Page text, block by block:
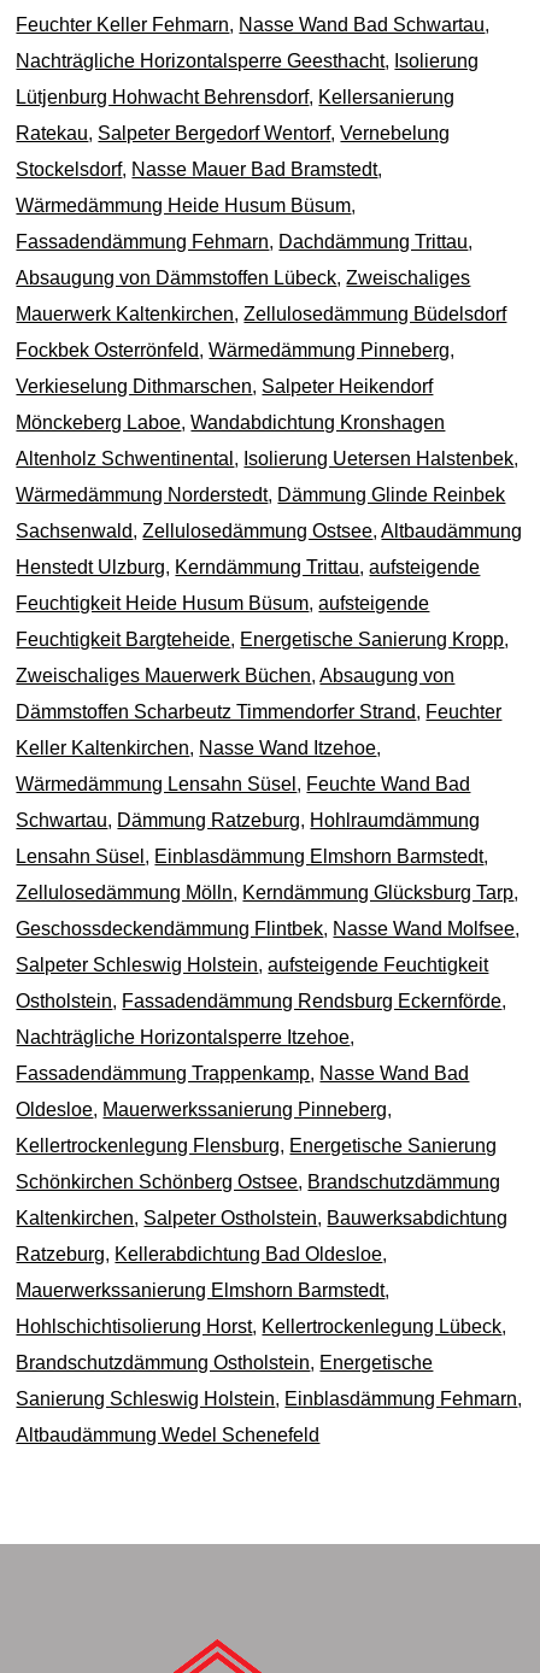
Feuchter Keller Fehmarn, Nasse Wand Bad Schwartau,
Nachträgliche Horizontalsperre Geesthacht, Isolierung
Lütjenburg Hohwacht Behrensdorf, Kellersanierung
Ratekau, Salpeter Bergedorf Wentorf,Vernebelung
Stockelsdorf, Nasse Mauer Bad Bramstedt,
Wärmedämmung Heide Husum Büsum,
Fassadendämmung Fehmarn, Dachdämmung Trittau,
Absaugung von Dämmstoffen Lübeck,Zweischaliges
Mauerwerk Kaltenkirchen,Zellulosedämmung Büdelsdorf
Fockbek Osterrönfeld,Wärmedämmung Pinneberg,
Verkieselung Dithmarschen, Salpeter Heikendorf
Mönckeberg Laboe,Wandabdichtung Kronshagen
Altenholz Schwentinental , Isolierung Uetersen Halstenbek,
Wärmedämmung Norderstedt, Dämmung Glinde Reinbek
Sachsenwald,Zellulosedämmung Ostsee,Altbaudämmung
Henstedt Ulzburg, Kerndämmung Trittau,aufsteigende
Feuchtigkeit Heide Husum Büsum,aufsteigende
Feuchtigkeit Bargteheide, Energetische Sanierung Kropp,
Zweischaliges Mauerwerk Büchen,Absaugung von
Dämmstoffen Scharbeutz Timmendorfer Strand, Feuchter
Keller Kaltenkirchen, Nasse Wand Itzehoe,
Wärmedämmung Lensahn Süsel , Feuchte Wand Bad
Schwartau, Dämmung Ratzeburg, Hohlraumdämmung
Lensahn Süsel , Einblasdämmung Elmshorn Barmstedt,
Zellulosedämmung Mölln, Kerndämmung Glücksburg Tarp,
Geschossdeckendämmung Flintbek, Nasse Wand Molfsee,
Salpeter Schleswig Holstein,aufsteigende Feuchtigkeit
Ostholstein, Fassadendämmung Rendsburg Eckernförde,
Nachträgliche Horizontalsperre Itzehoe,
Fassadendämmung Trappenkamp, Nasse Wand Bad
Oldesloe, Mauerwerkssanierung Pinneberg,
Kellertrockenlegung Flensburg, Energetische Sanierung
Schönkirchen Schönberg Ostsee, Brandschutzdämmung
Kaltenkirchen, Salpeter Ostholstein, Bauwerksabdichtung
Ratzeburg, Kellerabdichtung Bad Oldesloe,
Mauerwerkssanierung Elmshorn Barmstedt,
Hohlschichtisolierung Horst, Kellertrockenlegung Lübeck,
Brandschutzdämmung Ostholstein, Energetische
Sanierung Schleswig Holstein, Einblasdämmung Fehmarn,
Altbaudämmung Wedel Schenefeld